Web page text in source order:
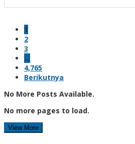
1
2
3
…
4,765
Berikutnya
No More Posts Available.
No more pages to load.
View More